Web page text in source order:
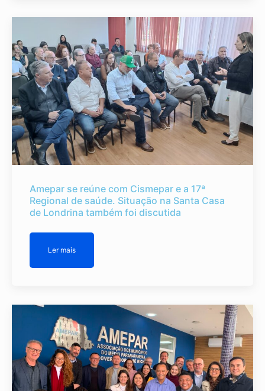
Amepar se reúne com Cismepar e a 17ª
Regional de saúde. Situação na Santa Casa
de Londrina também foi discutida
Ler mais